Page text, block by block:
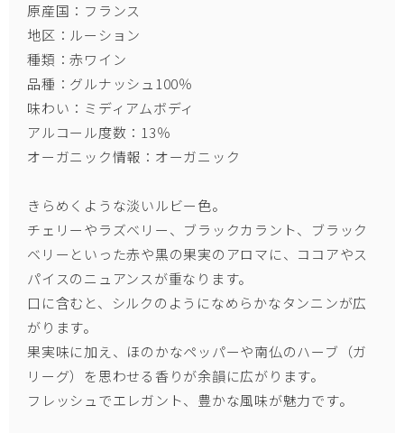
原産国：フランス
地区：ルーション
種類：赤ワイン
品種：グルナッシュ100％
味わい：ミディアムボディ
アルコール度数：13％
オーガニック情報：オーガニック
きらめくような淡いルビー色。
チェリーやラズベリー、ブラックカラント、ブラック
ベリーといった赤や黒の果実のアロマに、ココアやス
パイスのニュアンスが重なります。
口に含むと、シルクのようになめらかなタンニンが広
がります。
果実味に加え、ほのかなペッパーや南仏のハーブ（ガ
リーグ）を思わせる香りが余韻に広がります。
フレッシュでエレガント、豊かな風味が魅力です。